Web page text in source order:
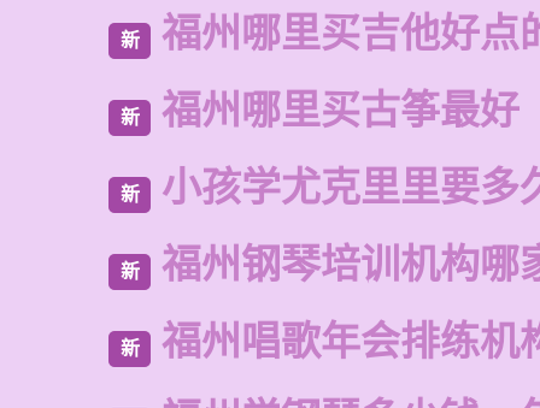
新 福州哪里买吉他好点
新 福州哪里买古筝最好
新 小孩学尤克里里要多
新 福州钢琴培训机构哪
新 福州唱歌年会排练机